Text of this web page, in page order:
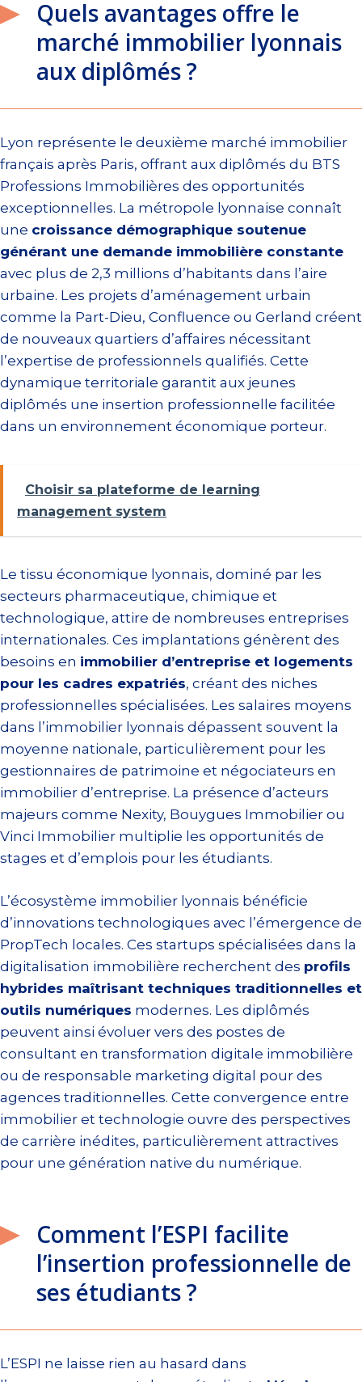
Quels avantages offre le
marché immobilier lyonnais
aux diplômés ?
Lyon représente le deuxième marché immobilier
français après Paris, offrant aux diplômés du BTS
Professions Immobilières des opportunités
exceptionnelles. La métropole lyonnaise connaît
une croissance démographique soutenue
générant une demande immobilière constante
avec plus de 2,3 millions d’habitants dans l’aire
urbaine. Les projets d’aménagement urbain
comme la Part-Dieu, Confluence ou Gerland créent
de nouveaux quartiers d’affaires nécessitant
l’expertise de professionnels qualifiés. Cette
dynamique territoriale garantit aux jeunes
diplômés une insertion professionnelle facilitée
dans un environnement économique porteur.
Choisir sa plateforme de learning
management system
Le tissu économique lyonnais, dominé par les
secteurs pharmaceutique, chimique et
technologique, attire de nombreuses entreprises
internationales. Ces implantations génèrent des
besoins en immobilier d’entreprise et logements
pour les cadres expatriés, créant des niches
professionnelles spécialisées. Les salaires moyens
dans l’immobilier lyonnais dépassent souvent la
moyenne nationale, particulièrement pour les
gestionnaires de patrimoine et négociateurs en
immobilier d’entreprise. La présence d’acteurs
majeurs comme Nexity, Bouygues Immobilier ou
Vinci Immobilier multiplie les opportunités de
stages et d’emplois pour les étudiants.
L’écosystème immobilier lyonnais bénéficie
d’innovations technologiques avec l’émergence de
PropTech locales. Ces startups spécialisées dans la
digitalisation immobilière recherchent des profils
hybrides maîtrisant techniques traditionnelles et
outils numériques modernes. Les diplômés
peuvent ainsi évoluer vers des postes de
consultant en transformation digitale immobilière
ou de responsable marketing digital pour des
agences traditionnelles. Cette convergence entre
immobilier et technologie ouvre des perspectives
de carrière inédites, particulièrement attractives
pour une génération native du numérique.
Comment l’ESPI facilite
l’insertion professionnelle de
ses étudiants ?
L’ESPI ne laisse rien au hasard dans